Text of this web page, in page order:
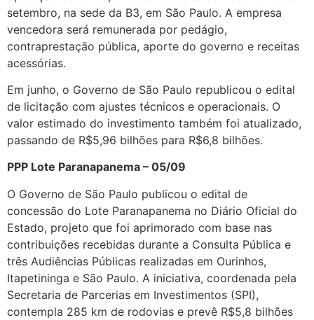
setembro, na sede da B3, em São Paulo. A empresa
vencedora será remunerada por pedágio,
contraprestação pública, aporte do governo e receitas
acessórias.
Em junho, o Governo de São Paulo republicou o edital
de licitação com ajustes técnicos e operacionais. O
valor estimado do investimento também foi atualizado,
passando de R$5,96 bilhões para R$6,8 bilhões.
PPP Lote Paranapanema – 05/09
O Governo de São Paulo publicou o edital de
concessão do Lote Paranapanema no Diário Oficial do
Estado, projeto que foi aprimorado com base nas
contribuições recebidas durante a Consulta Pública e
três Audiências Públicas realizadas em Ourinhos,
Itapetininga e São Paulo. A iniciativa, coordenada pela
Secretaria de Parcerias em Investimentos (SPI),
contempla 285 km de rodovias e prevê R$5,8 bilhões